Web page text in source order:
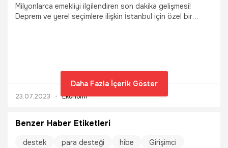
Milyonlarca emekliyi ilgilendiren son dakika gelişmesi!
Deprem ve yerel seçimlere ilişkin İstanbul için özel bir
konuda teşvik verilecek. İşte detaylar...
23.07.2023 Ekonomi
Daha Fazla İçerik Göster
Benzer Haber Etiketleri
destek para desteği hibe
Girişimci